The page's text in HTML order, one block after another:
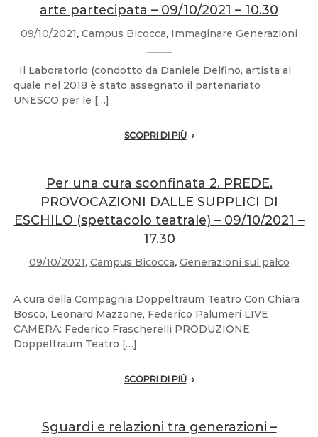
arte partecipata – 09/10/2021 – 10.30
09/10/2021, Campus Bicocca, Immaginare Generazioni
Il Laboratorio (condotto da Daniele Delfino, artista al
quale nel 2018 è stato assegnato il partenariato
UNESCO per le […]
SCOPRI DI PIÙ
Per una cura sconfinata 2. PREDE.
PROVOCAZIONI DALLE SUPPLICI DI
ESCHILO (spettacolo teatrale) – 09/10/2021 –
17.30
09/10/2021, Campus Bicocca, Generazioni sul palco
A cura della Compagnia Doppeltraum Teatro Con Chiara
Bosco, Leonard Mazzone, Federico Palumeri LIVE
CAMERA: Federico Frascherelli PRODUZIONE:
Doppeltraum Teatro […]
SCOPRI DI PIÙ
Sguardi e relazioni tra generazioni –